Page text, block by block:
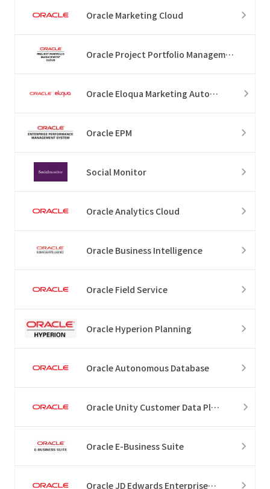
Oracle Marketing Cloud
Oracle Project Portfolio Management Cloud
Oracle Eloqua Marketing Automation
Oracle EPM
Social Monitor
Oracle Analytics Cloud
Oracle Business Intelligence
Oracle Field Service
Oracle Hyperion Planning
Oracle Autonomous Database
Oracle Unity Customer Data Platform
Oracle E-Business Suite
Oracle JD Edwards EnterpriseOne